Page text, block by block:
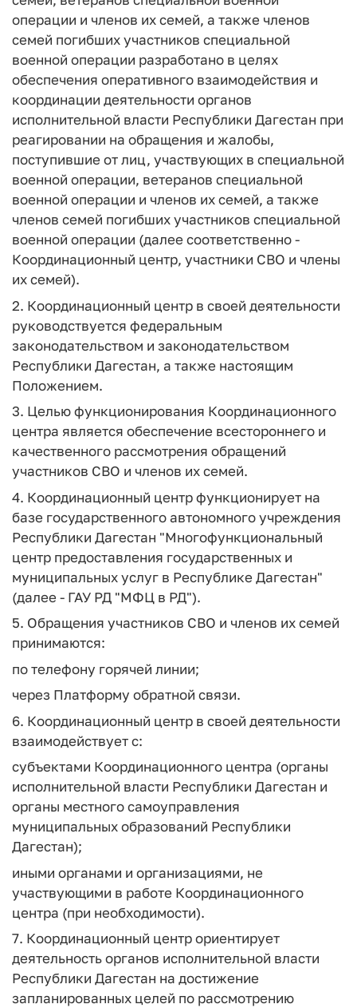
операции и членов их семей, а также членов
семей погибших участников специальной
военной операции разработано в целях
обеспечения оперативного взаимодействия и
координации деятельности органов
исполнительной власти Республики Дагестан при
реагировании на обращения и жалобы,
поступившие от лиц, участвующих в специальной
военной операции, ветеранов специальной
военной операции и членов их семей, а также
членов семей погибших участников специальной
военной операции (далее соответственно -
Координационный центр, участники СВО и члены
их семей).
2. Координационный центр в своей деятельности
руководствуется федеральным
законодательством и законодательством
Республики Дагестан, а также настоящим
Положением.
3. Целью функционирования Координационного
центра является обеспечение всестороннего и
качественного рассмотрения обращений
участников СВО и членов их семей.
4. Координационный центр функционирует на
базе государственного автономного учреждения
Республики Дагестан "Многофункциональный
центр предоставления государственных и
муниципальных услуг в Республике Дагестан"
(далее - ГАУ РД "МФЦ в РД").
5. Обращения участников СВО и членов их семей
принимаются:
по телефону горячей линии;
через Платформу обратной связи.
6. Координационный центр в своей деятельности
взаимодействует с:
субъектами Координационного центра (органы
исполнительной власти Республики Дагестан и
органы местного самоуправления
муниципальных образований Республики
Дагестан);
иными органами и организациями, не
участвующими в работе Координационного
центра (при необходимости).
7. Координационный центр ориентирует
деятельность органов исполнительной власти
Республики Дагестан на достижение
запланированных целей по рассмотрению